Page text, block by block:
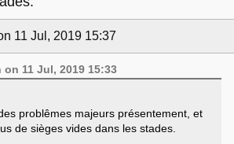
11 Jul, 2019 15:37
11 Jul, 2019 15:33
problêmes majeurs présentement, et
de sièges vides dans les stades.